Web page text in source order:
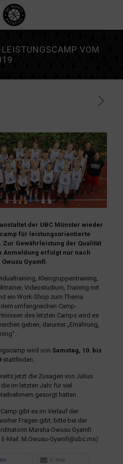
VOM
der UBC Münster wieder
für leistungsorientierte
Gewährleistung der Qualität
Anmeldung erfolgt nur nach
Gyamfi.
Kleingruppentraining,
Videostudium, Training mit
ein Work-Shop zum Thema
umfangreichen Camp-
des letzten Camps wird es
geben, darunter „Ernährung,
wird von Samstag, 10. bis
stattfinden
jetzt die Zusagen von Julius
im letzten Jahr für viel
gesorgt hatten.
gibt es im Verlauf der
Fragen gibt, bitte bei der
Marsha Owusu Gyamfi
Mail: M.Owusu-Gyamfi@ubc.ms)
E-Mail